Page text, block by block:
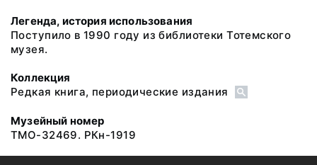
Легенда, история использования
Поступило в 1990 году из библиотеки Тотемского
музея.
Коллекция
Редкая книга, периодические издания
Музейный номер
ТМО-32469. РКн-1919